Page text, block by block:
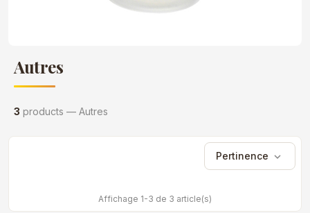
Autres
3 products — Autres
Pertinence expand_more
Affichage 1-3 de 3 article(s)